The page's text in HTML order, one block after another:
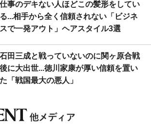
仕事のデキない人ほどこの髪形をしてい
る...相手から全く信頼されない「ビジネ
スで一発アウト」ヘアスタイル3選
石田三成と戦っていないのに関ヶ原合戦
後に大出世...徳川家康が厚い信頼を置い
た「戦国最大の悪人」